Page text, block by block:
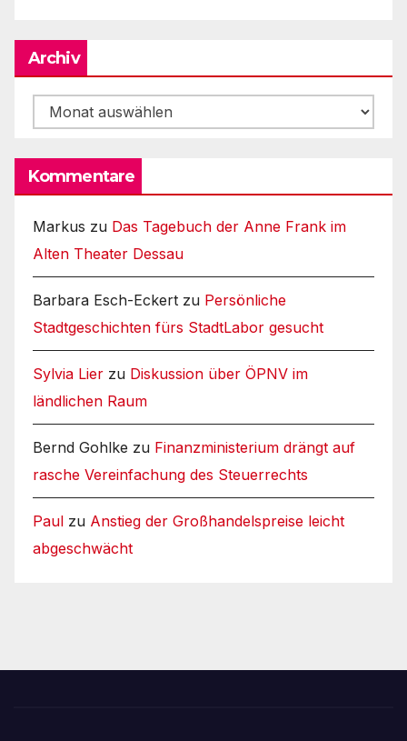
Archiv
Archiv
Kommentare
Markus zu Das Tagebuch der Anne Frank im
Alten Theater Dessau
Barbara Esch-Eckert zu Persönliche
Stadtgeschichten fürs StadtLabor gesucht
Sylvia Lier zu Diskussion über ÖPNV im
ländlichen Raum
Bernd Gohlke zu Finanzministerium drängt auf
rasche Vereinfachung des Steuerrechts
Paul zu Anstieg der Großhandelspreise leicht
abgeschwächt